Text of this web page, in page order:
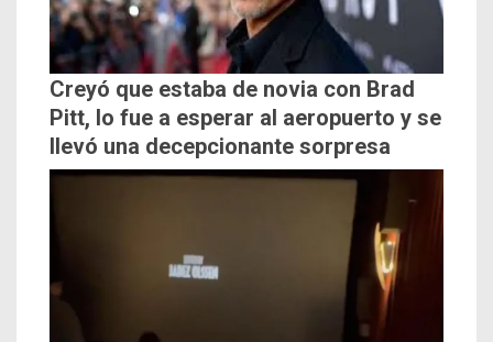
Creyó que estaba de novia con Brad
Pitt, lo fue a esperar al aeropuerto y se
llevó una decepcionante sorpresa